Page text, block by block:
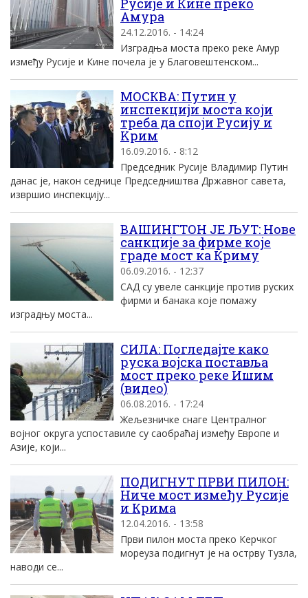
Русије и Кине преко
Амура
24.12.2016. - 14:24
Изградња моста преко реке Амур
између Русије и Кине почела је у Благовештенском...
МОСКВА: Путин у
инспекциjи моста коjи
треба да споjи Русиjу и
Kрим
16.09.2016. - 8:12
Председник Русиjе Владимир Путин
данас jе, након седнице Председништва Државног савета,
извршио инспекциjу...
ВАШИНГТОН ЈЕ ЉУТ: Нове
санкције за фирме које
граде мост ка Криму
06.09.2016. - 12:37
САД су увеле санкције против руских
фирми и банака које помажу
изградњу моста...
СИЛА: Погледајте како
руска војска поставља
мост преко реке Ишим
(видео)
06.08.2016. - 17:24
Жељезничке снаге Централног
војног округа успоставиле су саобраћај између Европе и
Азије, који...
ПОДИГНУТ ПРВИ ПИЛОН:
Ниче мост између Русије
и Крима
12.04.2016. - 13:58
Први пилон моста преко Керчког
мореуза подигнут је на острву Тузла,
наводи се...